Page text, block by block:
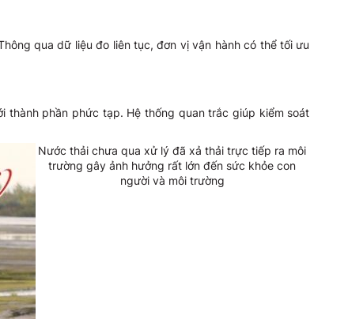
qua dữ liệu đo liên tục, đơn vị vận hành có thể tối ưu
thành phần phức tạp. Hệ thống quan trắc giúp kiểm soát
Nước thải chưa qua xử lý đã xả thải trực tiếp ra môi
trường gây ảnh hưởng rất lớn đến sức khỏe con
người và môi trường